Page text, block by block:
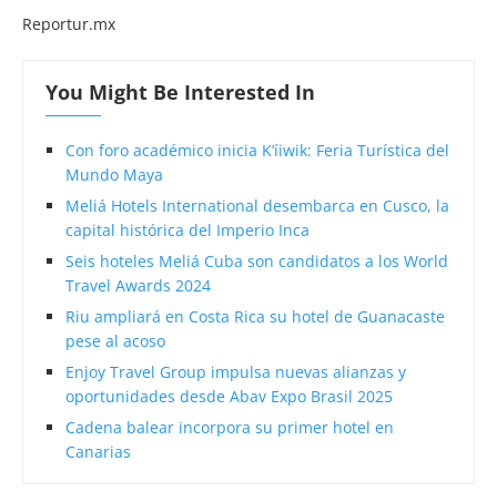
Reportur.mx
You Might Be Interested In
Con foro académico inicia K’íiwik: Feria Turística del
Mundo Maya
Meliá Hotels International desembarca en Cusco, la
capital histórica del Imperio Inca
Seis hoteles Meliá Cuba son candidatos a los World
Travel Awards 2024
Riu ampliará en Costa Rica su hotel de Guanacaste
pese al acoso
Enjoy Travel Group impulsa nuevas alianzas y
oportunidades desde Abav Expo Brasil 2025
Cadena balear incorpora su primer hotel en
Canarias